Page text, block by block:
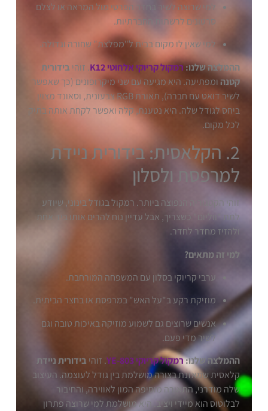
למי שרוצה לשיר בחדר הפרטי מול המראה או לצלם
סרטונים לרשתות החברתיות.
למי שאין לו מקום בבית ל"מפלצת" שחורה וגדולה.
ההמלצה שלנו:רמקול קריוקי אלחוטי K12 . זוהי בידורית
קטנה ומפתיעה. היא מגיעה עם שני מיקרופונים (כך שאפשר
לשיר דואט עם חברה), תאורת RGB צבעונית, וסאונד מצוין
ביחס לגודל שלה. היא נטענת, קלה ואפשר לקחת אותה בתיק
לכל מקום.
2. הקלאסית: בידורית ניידת
למרפסת ולסלון
זוהי הקטגוריה הנפוצה ביותר. רמקול בגודל בינוני, שיודע
לתת "ווליום" כשצריך, אבל עדיין נוח להרים אותו ביד אחת
ולהזיז מחדר לחדר.
למי זה מתאים?
ערבי קריוקי בסלון עם המשפחה המורחבת.
מוזיקת רקע ב"על האש" במרפסת או בחצר הביתית.
אנשים שרוצים גם לשמוע מוזיקה באיכות טובה וגם
לשיר מדי פעם.
ההמלצה שלנו:רמקול קריוקי YE-803 . זוהי בידורית ניידת
קלאסית שמאזנת בצורה מושלמת בין גודל לעוצמה. העיצוב
שלה מודרני, התאורה מוסיפה המון לאווירה, והחיבור
לבלוטוס הוא מיידי ויציב. היא מושלמת למי שרוצה פתרון